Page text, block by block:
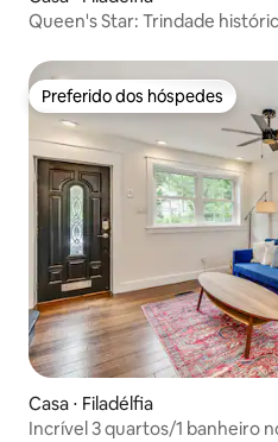
Queen's Star:
Preferido dos hóspedes
Preferido dos hóspedes
Casa ⋅ Filadélfia
Incrível 3 quartos/1 banheiro